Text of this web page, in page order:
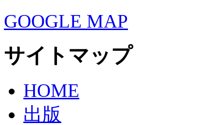
GOOGLE MAP
サイトマップ
HOME
出版